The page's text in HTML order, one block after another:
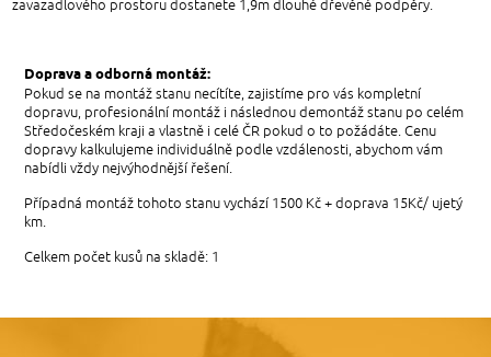
zavazadlového prostoru dostanete 1,9m dlouhé dřevěné podpěry.
Doprava a odborná montáž:
Pokud se na montáž stanu necítíte, zajistíme pro vás kompletní
dopravu, profesionální montáž i následnou demontáž stanu po celém
Středočeském kraji a vlastně i celé ČR pokud o to požádáte. Cenu
dopravy kalkulujeme individuálně podle vzdálenosti, abychom vám
nabídli vždy nejvýhodnější řešení.
Případná montáž tohoto stanu vychází 1500 Kč + doprava 15Kč/ ujetý
km.
Celkem počet kusů na skladě: 1